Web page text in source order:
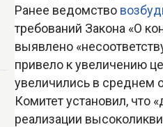
Ранее ведомство
требований Закона «О
выявлено
привело к увеличению
увеличились в среднем
Комитет установил, что
реализации